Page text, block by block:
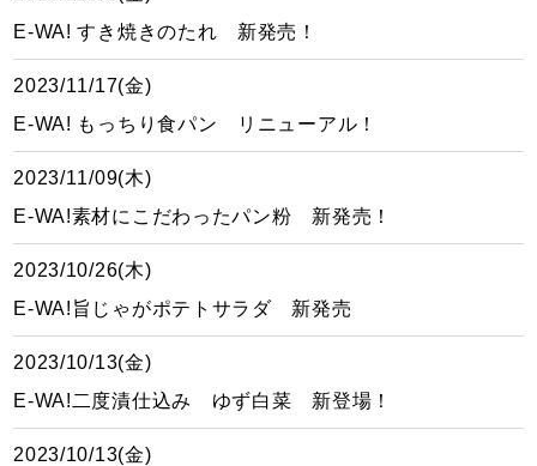
E-WA! すき焼きのたれ 新発売！
2023/11/17(金)
E-WA! もっちり食パン リニューアル！
2023/11/09(木)
E-WA!素材にこだわったパン粉 新発売！
2023/10/26(木)
E-WA!旨じゃがポテトサラダ 新発売
2023/10/13(金)
E-WA!二度漬仕込み ゆず白菜 新登場！
2023/10/13(金)